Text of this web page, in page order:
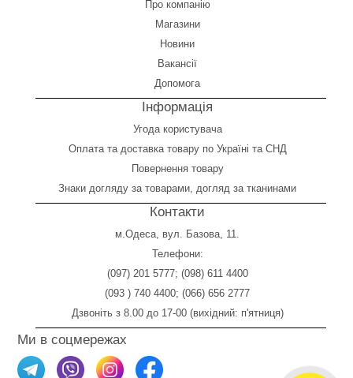
Про компанію
Магазини
Новини
Вакансії
Допомога
Інформація
Угода користувача
Оплата та доставка товару по Україні та СНД
Повернення товару
Знаки догляду за товарами, догляд за тканинами
Контакти
м.Одеса, вул. Базова, 11.
Телефони:
(097) 201 5777; (098) 611 4400
(093 ) 740 4400; (066) 656 2777
Дзвоніть з 8.00 до 17-00 (вихідний: п'ятниця)
Ми в соцмережах